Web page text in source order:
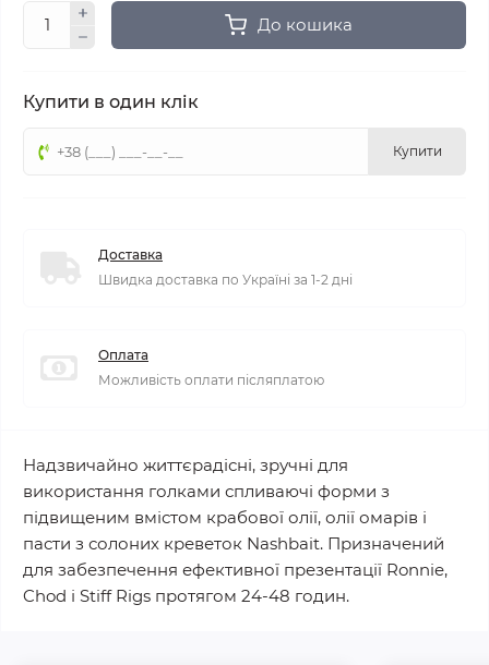
До кошика
Купити в один клік
Купити
Доставка
Швидка доставка по Україні за 1-2 дні
Оплата
Можливість оплати післяплатою
Надзвичайно життєрадісні, зручні для
використання голками спливаючі форми з
підвищеним вмістом крабової олії, олії омарів і
пасти з солоних креветок Nashbait. Призначений
для забезпечення ефективної презентації Ronnie,
Chod і Stiff Rigs протягом 24-48 годин.